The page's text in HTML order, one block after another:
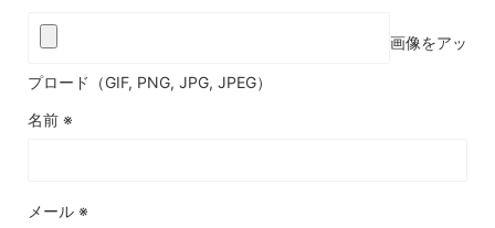
画像をアッ
プロード（GIF, PNG, JPG, JPEG）
名前 ※
メール ※